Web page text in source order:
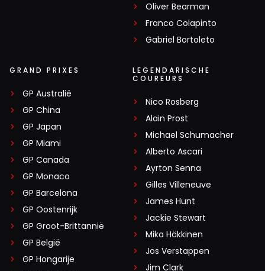
Oliver Bearman
Franco Colapinto
Gabriel Bortoleto
GRAND PRIXES
GP Australië
GP China
GP Japan
GP Miami
GP Canada
GP Monaco
GP Barcelona
GP Oostenrijk
GP Groot-Brittannië
GP België
GP Hongarije
LEGENDARISCHE
COUREURS
Nico Rosberg
Alain Prost
Michael Schumacher
Alberto Ascari
Ayrton Senna
Gilles Villeneuve
James Hunt
Jackie Stewart
Mika Häkkinen
Jos Verstappen
Jim Clark